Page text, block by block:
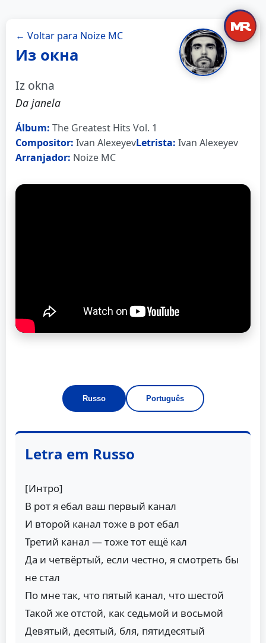
← Voltar para Noize MC
Из окна
Iz okna
Da janela
Álbum: The Greatest Hits Vol. 1
Compositor: Ivan AlexeyevLetrista: Ivan Alexeyev
Arranjador: Noize MC
Russo Português
Letra em Russo
[Интро]
В рот я ебал ваш первый канал
И второй канал тоже в рот ебал
Третий канал — тоже тот ещё кал
Да и четвёртый, если честно, я смотреть бы
не стал
По мне так, что пятый канал, что шестой
Такой же отстой, как седьмой и восьмой
Девятый, десятый, бля, пятидесятый